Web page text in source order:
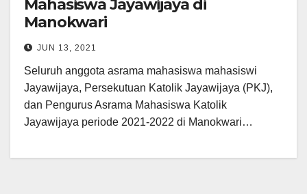
Mahasiswa Jayawijaya di
Manokwari
JUN 13, 2021
Seluruh anggota asrama mahasiswa mahasiswi
Jayawijaya, Persekutuan Katolik Jayawijaya (PKJ),
dan Pengurus Asrama Mahasiswa Katolik
Jayawijaya periode 2021-2022 di Manokwari…